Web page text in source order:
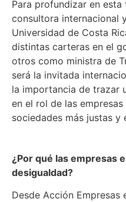
Para profundizar en esta
consultora internacional
Universidad de Costa
distintas carteras en el
otros como ministra de
será la invitada
la importancia de trazar
en el rol de las
sociedades más justas y
¿Por qué las empresas
desigualdad?
Desde Acción Empresas